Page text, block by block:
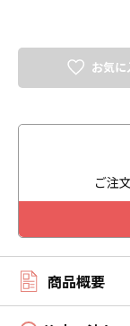
お気に
ご注
商品概要